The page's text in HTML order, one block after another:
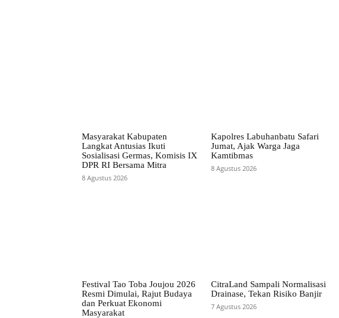
Masyarakat Kabupaten
Langkat Antusias Ikuti
Sosialisasi Germas, Komisis IX
DPR RI Bersama Mitra
8 Agustus 2026
Kapolres Labuhanbatu Safari
Jumat, Ajak Warga Jaga
Kamtibmas
8 Agustus 2026
Festival Tao Toba Joujou 2026
Resmi Dimulai, Rajut Budaya
dan Perkuat Ekonomi
Masyarakat
CitraLand Sampali Normalisasi
Drainase, Tekan Risiko Banjir
7 Agustus 2026